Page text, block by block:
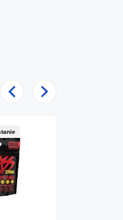
PoprzedniNastępny